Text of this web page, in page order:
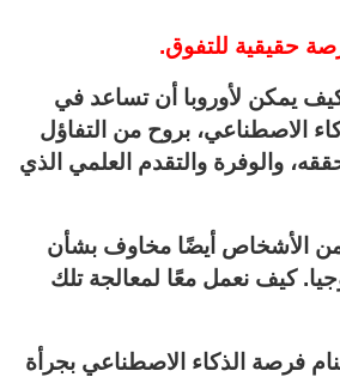
حقيقية للتفوق.
يمكن لأوروبا أن تساعد في
الاصطناعي، بروح من التفاؤل
والوفرة والتقدم العلمي الذي
من الأشخاص أيضًا مخاوف بشأن
كيف نعمل معًا لمعالجة تلك
فرصة الذكاء الاصطناعي بجرأة